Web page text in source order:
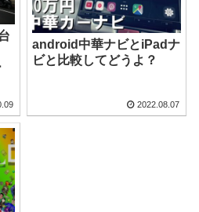
android中華ナビとiPadナ
ビと比較してどうよ？
2022.08.07